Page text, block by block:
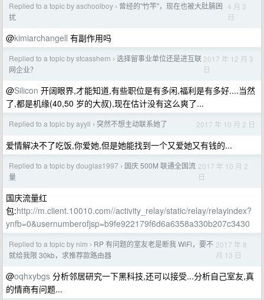
Replied to a topic by aschoolboy › 曾经的"竹竿"，现在也被大肚腩困
扰
4 月 3
日
@kimiarchangell 有副作用吗
Replied to a topic by stcasshern › 选择留事业单位还是进互联
网企业？
2017 年 12 月 3
日
@Silicon 开阔眼界,才能知道,有些职位是有多闲,福利是有多好....当然
了,都是机缘(40,50 岁的大叔),现在估计没有这么爽了...
Replied to a topic by ayyll › 突然不想主动联系她了 2017 年 10 月 2 日
爱情解决不了吃饭,你爱她,但是她能找到一个又爱她又有钱的...
Replied to a topic by douglas1997 › 国庆 500M 联通全国流
量
2017 年 10 月 2
日
国庆流量红
包:http://m.client.10010.com//activity_relay/static/relay/relayindex?
ynfb=0&usernumberofjsp=b9fe922179f6d6a6358a330b207c3430
Replied to a topic by nim › RP 有问题的室友老是断我 WiFi，要不
就给我限 30kb，求推荐款路由器
2017 年 8
月 13 日
@oqhxybgs 分析邻居研究一下黑科技,还可以接受...分析自己室友,真
的情商有问题...